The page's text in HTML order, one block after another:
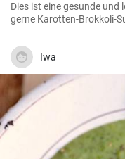
Dies ist eine gesunde und
gerne Karotten-Brokkoli-
Iwa